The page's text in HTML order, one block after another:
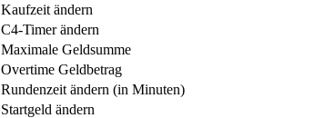
Kaufzeit ändern
C4-Timer ändern
Maximale Geldsumme
Overtime Geldbetrag
Rundenzeit ändern (in Minuten)
Startgeld ändern